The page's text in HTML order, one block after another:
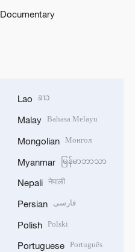
Documentary
Lao ລາວ
Malay Bahasa Melayu
Mongolian Монгол
Myanmar မြန်မာဘာသာ
Nepali नेपाली
Persian فارسی
Polish Polski
Portuguese Português